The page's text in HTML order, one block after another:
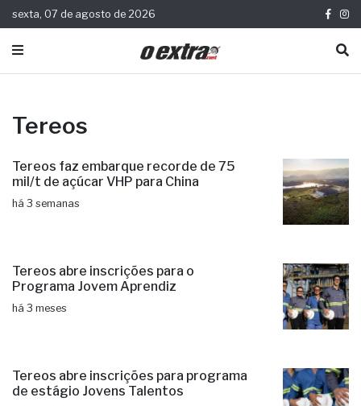
sexta, 07 de agosto de 2026
Tereos
Tereos faz embarque recorde de 75
mil/t de açúcar VHP para China
há 3 semanas
Tereos abre inscrições para o
Programa Jovem Aprendiz
há 3 meses
Tereos abre inscrições para programa
de estágio Jovens Talentos